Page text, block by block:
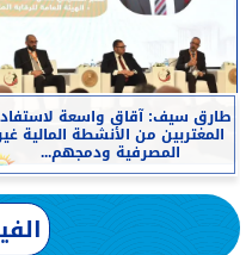
طارق سيف: آقاق واسعة
المغتربين من الأنشطة المالية
المصرفية ودمجهم...